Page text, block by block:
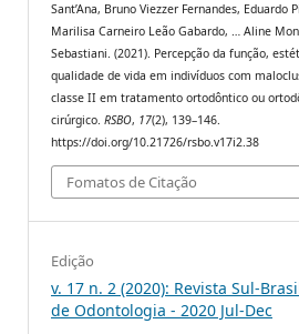
Sant’Ana, Bruno Viezzer Fernandes, Eduardo
Marilisa Carneiro Leão Gabardo, … Aline
Sebastiani. (2021). Percepção da função,
qualidade de vida em indivíduos com
classe II em tratamento ortodôntico ou
cirúrgico.RSBO, 17(2), 139–146.
https://doi.org/10.21726/rsbo.v17i2.38
Fomatos de Citação
Edição
v. 17 n. 2 (2020): Revista Sul-
de Odontologia - 2020 Jul-Dec